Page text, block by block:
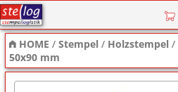
HOME
Stempel
HOME /Stempel / Holzstempel /
50x90 mm